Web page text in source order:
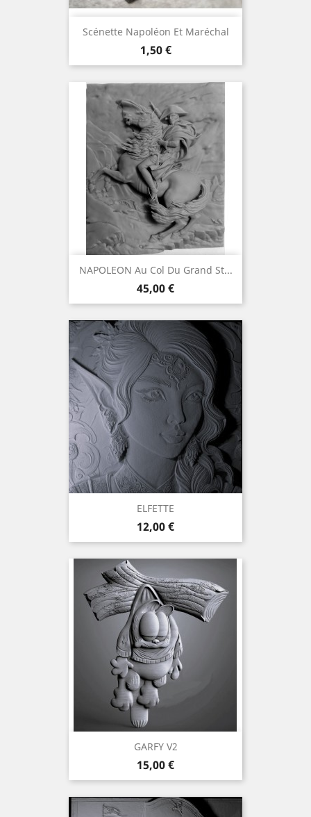
Scénette Napoléon Et Maréchal
Preis
1,50 €
NAPOLEON Au Col Du Grand St...
Preis
45,00 €
ELFETTE
Preis
12,00 €
GARFY V2
Preis
15,00 €